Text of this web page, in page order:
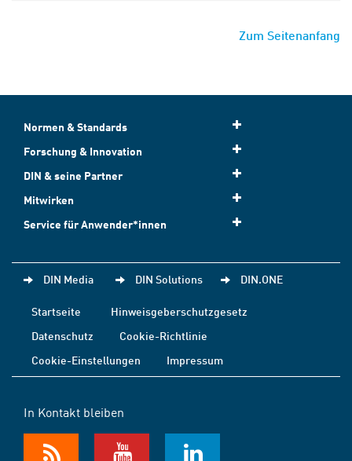
Zum Seitenanfang
Normen & Standards
Forschung & Innovation
DIN & seine Partner
Mitwirken
Service für Anwender*innen
DIN Media DIN Solutions DIN.ONE
Startseite
Hinweisgeberschutzgesetz
Datenschutz
Cookie-Richtlinie
Cookie-Einstellungen
Impressum
In Kontakt bleiben